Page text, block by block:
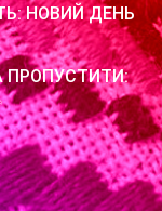
НОВИЙ ДЕНЬ
ПРОПУСТИТИ: